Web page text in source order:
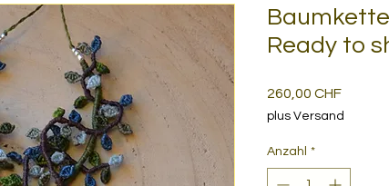
Ready to
260,00 CHFPreis
plus Versand
Anzahl *